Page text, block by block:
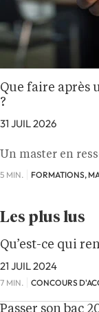
Que faire après
?
31 JUIL 2026
Un master en
5 MIN. FORMATIONS,
Les plus lus
Qu’est-ce qui
21 JUIL 2024
7 MIN. CONCOURS
Passer son bac